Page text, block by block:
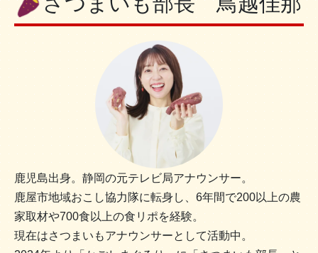
鹿児島出身。静岡の元テレビ局アナウンサー。
鹿屋市地域おこし協力隊に転身し、6年間で200以上の農
家取材や700食以上の食リポを経験。
現在はさつまいもアナウンサーとして活動中。